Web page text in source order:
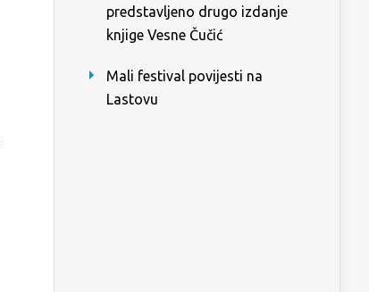
predstavljeno drugo izdanje
knjige Vesne Čučić
Mali festival povijesti na
Lastovu